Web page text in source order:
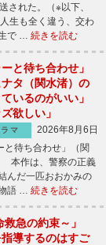
された。（※以下、
生も全く違う、交わ
で … 続きを読む
と待ち合わせ」
ナタ（関水渚）の
いるのがいい」
欲しい」
ラマ
2026年8月6日
待ち合わせ」（関
本作は、警察の正義
んだ一匹おおかみの
語 … 続きを読む
救急の約束～」
指導するのはすご